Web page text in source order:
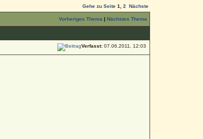
Gehe zu Seite 1 2 Nächste
Vorheriges Thema | Nächstes Thema
Verfasst:07.06.2011, 12:03